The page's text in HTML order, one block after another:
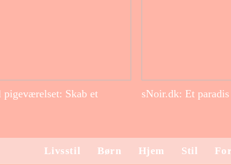
Skab et
sNoir.dk: Et
Livsstil Børn Hjem Stil